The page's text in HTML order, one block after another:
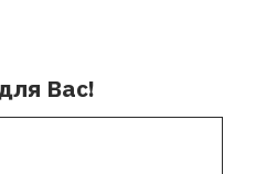
Вас!